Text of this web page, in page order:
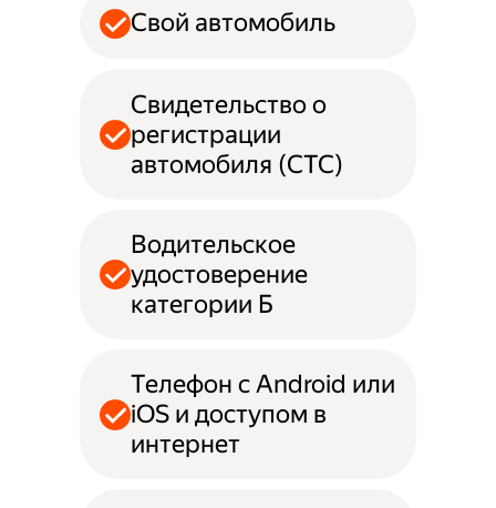
Свой автомобиль
Свидетельство о
регистрации
автомобиля (СТС)
Водительское
удостоверение
категории Б
Телефон с Android или
iOS и доступом в
интернет